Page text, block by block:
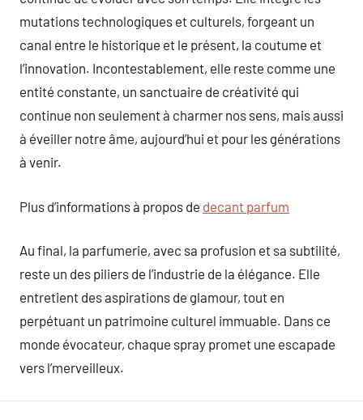
mutations technologiques et culturels, forgeant un
canal entre le historique et le présent, la coutume et
l’innovation. Incontestablement, elle reste comme une
entité constante, un sanctuaire de créativité qui
continue non seulement à charmer nos sens, mais aussi
à éveiller notre âme, aujourd’hui et pour les générations
à venir.
Plus d’informations à propos de decant parfum
Au final, la parfumerie, avec sa profusion et sa subtilité,
reste un des piliers de l’industrie de la élégance. Elle
entretient des aspirations de glamour, tout en
perpétuant un patrimoine culturel immuable. Dans ce
monde évocateur, chaque spray promet une escapade
vers l’merveilleux.